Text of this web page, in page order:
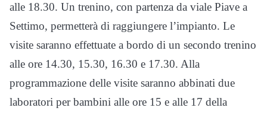
alle 18.30. Un trenino, con partenza da viale Piave a
Settimo, permetterà di raggiungere l’impianto. Le
visite saranno effettuate a bordo di un secondo trenino
alle ore 14.30, 15.30, 16.30 e 17.30. Alla
programmazione delle visite saranno abbinati due
laboratori per bambini alle ore 15 e alle 17 della